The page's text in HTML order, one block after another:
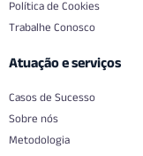
Política de Cookies
Trabalhe Conosco
Atuação e serviços
Casos de Sucesso
Sobre nós
Metodologia